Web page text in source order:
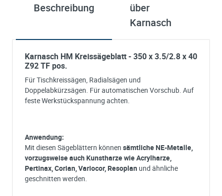
Beschreibung
über
Karnasch
Karnasch HM Kreissägeblatt - 350 x 3.5/2.8 x 40
Z92 TF pos.
Für Tischkreissägen, Radialsägen und
Doppelabkürzsägen. Für automatischen Vorschub. Auf
feste Werkstückspannung achten.
Anwendung:
Mit diesen Sägeblättern können sämtliche NE-Metalle,
vorzugsweise auch Kunstharze wie Acrylharze,
Pertinax, Corian, Variocor, Resoplan und ähnliche
geschnitten werden.